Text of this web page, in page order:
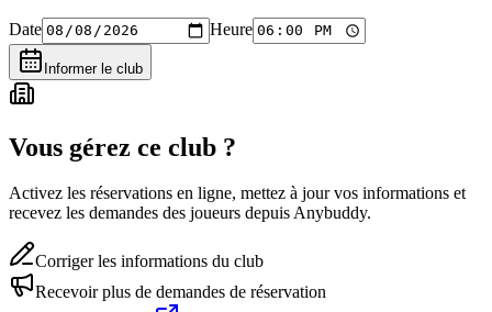
Date Heure
Informer le club
Vous gérez ce club ?
Activez les réservations en ligne, mettez à jour vos informations et
recevez les demandes des joueurs depuis Anybuddy.
Corriger les informations du club
Recevoir plus de demandes de réservation